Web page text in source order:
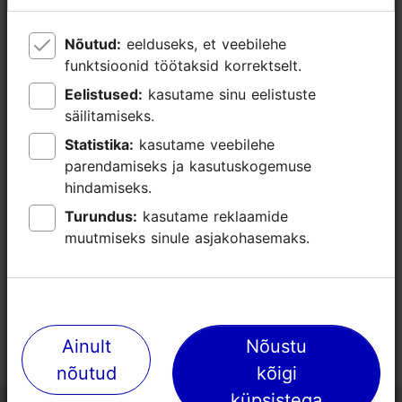
Nõutud:
funktsioonid töötaksid korrektselt.
Eelistused:
säilitamiseks.
Statistika:
parendamiseks ja kasutuskogemuse
hindamiseks.
Turundus:
muutmiseks sinule asjakohasemaks.
Ainult
nõutud
Nõustu
kõigi
Nõutud:
funktsioonid töötaksid korrektselt.
Eelistused:
säilitamiseks.
Statistika:
parendamiseks ja kasutuskogemuse
hindamiseks.
Turundus:
muutmiseks sinule asjakohasemaks.
Ainult
nõutud
Nõustu
kõigi